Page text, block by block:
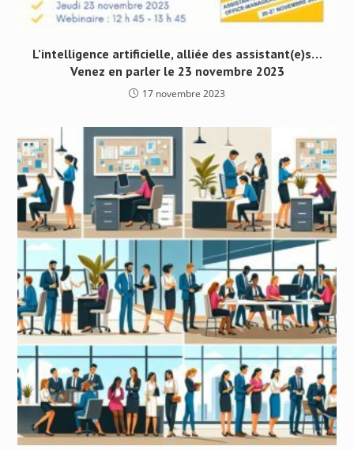
L’intelligence artificielle, alliée des assistant(e)s…
Venez en parler le 23 novembre 2023
17 novembre 2023